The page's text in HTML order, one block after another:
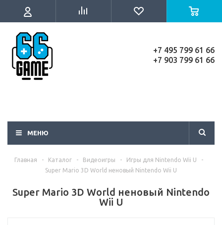
+7 495 799 61 66
+7 903 799 61 66
МЕНЮ
Главная - Каталог - Видеоигры - Игры для Nintendo Wii U
-
Super Mario 3D World неновый Nintendo Wii U
Super Mario 3D World неновый Nintendo
Wii U